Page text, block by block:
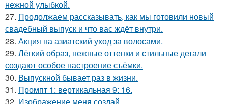
нежной улыбкой.
27. Продолжаем рассказывать, как мы готовили новый
свадебный выпуск и что вас ждёт внутри.
28. Акция на азиатский уход за волосами.
29. Лёгкий образ, нежные оттенки и стильные детали
создают особое настроение съёмки.
30. Выпускной бывает раз в жизни.
31. Промпт 1: вертикальная 9: 16.